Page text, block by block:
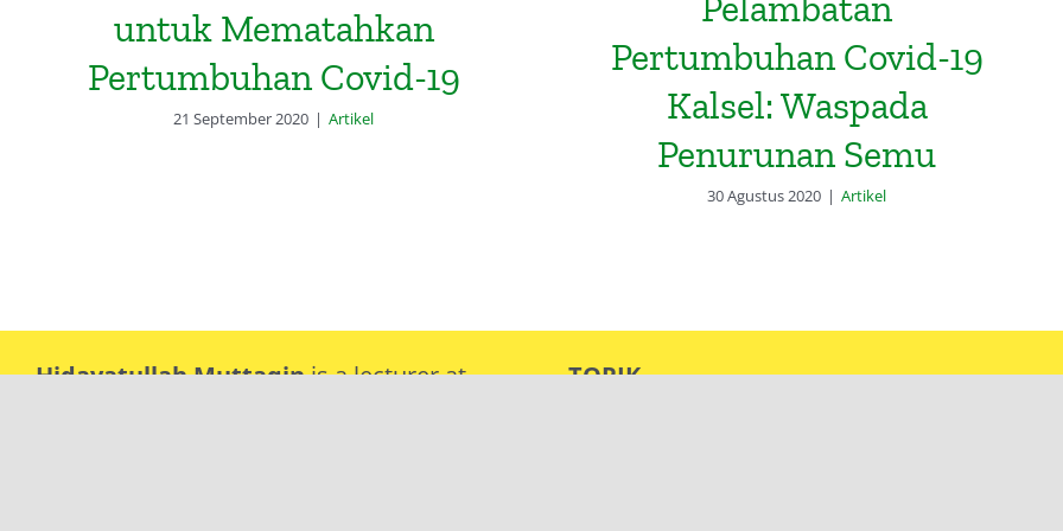
untuk Mematahkan
Pertumbuhan Covid-19
21 September 2020 | Artikel
Pertumbuhan Covid-19
Kalsel: Waspada
Penurunan Semu
30 Agustus 2020 | Artikel
Hidayatullah Muttaqinis a lecturer at
TOPIK